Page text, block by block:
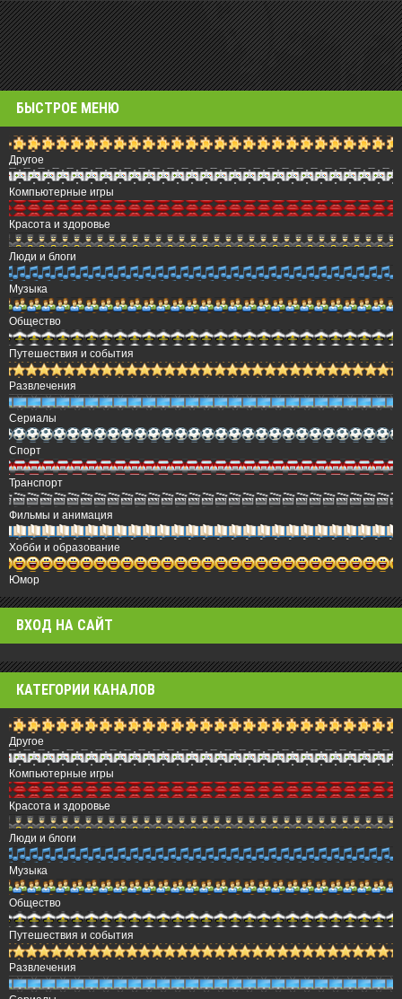
БЫСТРОЕ МЕНЮ
Другое
Компьютерные игры
Красота и здоровье
Люди и блоги
Музыка
Общество
Путешествия и события
Развлечения
Сериалы
Спорт
Транспорт
Фильмы и анимация
Хобби и образование
Юмор
ВХОД НА САЙТ
КАТЕГОРИИ КАНАЛОВ
Другое
Компьютерные игры
Красота и здоровье
Люди и блоги
Музыка
Общество
Путешествия и события
Развлечения